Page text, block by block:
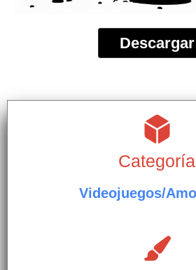
Descargar
Categoría
Videojuegos/